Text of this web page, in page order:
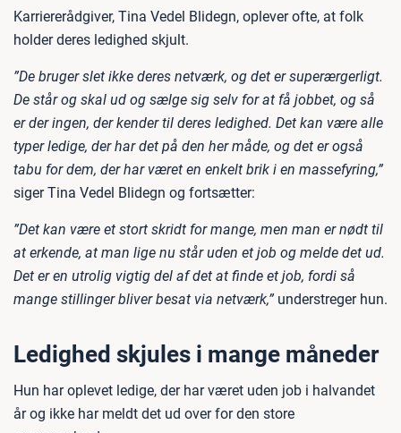
Karriererådgiver, Tina Vedel Blidegn, oplever ofte, at folk
holder deres ledighed skjult.
”De bruger slet ikke deres netværk, og det er superærgerligt.
De står og skal ud og sælge sig selv for at få jobbet, og så
er der ingen, der kender til deres ledighed. Det kan være alle
typer ledige, der har det på den her måde, og det er også
tabu for dem, der har været en enkelt brik i en massefyring,”
siger Tina Vedel Blidegn og fortsætter:
”Det kan være et stort skridt for mange, men man er nødt til
at erkende, at man lige nu står uden et job og melde det ud.
Det er en utrolig vigtig del af det at finde et job, fordi så
mange stillinger bliver besat via netværk,” understreger hun.
Ledighed skjules i mange måneder
Hun har oplevet ledige, der har været uden job i halvandet
år og ikke har meldt det ud over for den store